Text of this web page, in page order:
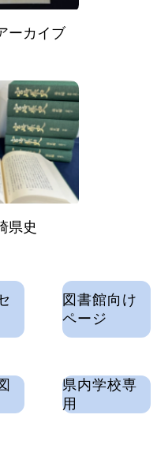
ーカイブ
県史
図書館向け
ページ
県内学校専
用